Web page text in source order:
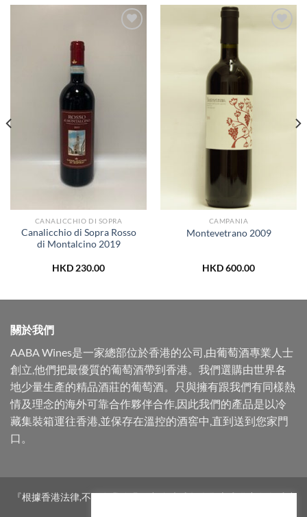
CANALICCHIO DI SOPRA
Canalicchio di Sopra Rosso
di Montalcino 2019
HKD230.00
CAMPANIA
Montevetrano 2009
HKD600.00
關於我們
AABA Wines是一家總部位於香港的公司,由葡萄酒專業人士
創立,他們把最優質的葡萄酒帶到香港。我們選購由世界各
地少量生產的精品酒莊的葡萄酒。只與擁有跟我們有同樣熱
情及理念的海外可靠合作夥伴合作,因此我們的產品是以冷
藏集裝箱運往香港,並保存在溫控的酒窖中,直到送到您家門
口。
『根據香港法律,不得在業務過程中,向未成年人售賣或供應令人醺醉